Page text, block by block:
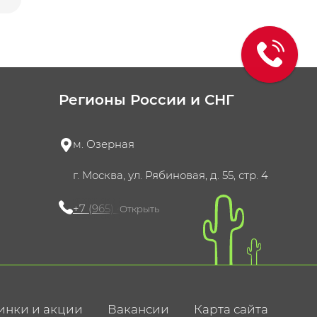
Регионы России и СНГ
м. Озерная
г. Москва, ул. Рябиновая, д. 55, стр. 4
+7 (965) 420-10-10
Открыть
и акции Вакансии Карта сайта